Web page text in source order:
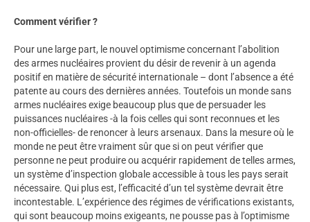
Comment vérifier ?
Pour une large part, le nouvel optimisme concernant l’abolition
des armes nucléaires provient du désir de revenir à un agenda
positif en matière de sécurité internationale – dont l’absence a été
patente au cours des dernières années. Toutefois un monde sans
armes nucléaires exige beaucoup plus que de persuader les
puissances nucléaires -à la fois celles qui sont reconnues et les
non-officielles- de renoncer à leurs arsenaux. Dans la mesure où le
monde ne peut être vraiment sûr que si on peut vérifier que
personne ne peut produire ou acquérir rapidement de telles armes,
un système d’inspection globale accessible à tous les pays serait
nécessaire. Qui plus est, l’efficacité d’un tel système devrait être
incontestable. L’expérience des régimes de vérifications existants,
qui sont beaucoup moins exigeants, ne pousse pas à l’optimisme